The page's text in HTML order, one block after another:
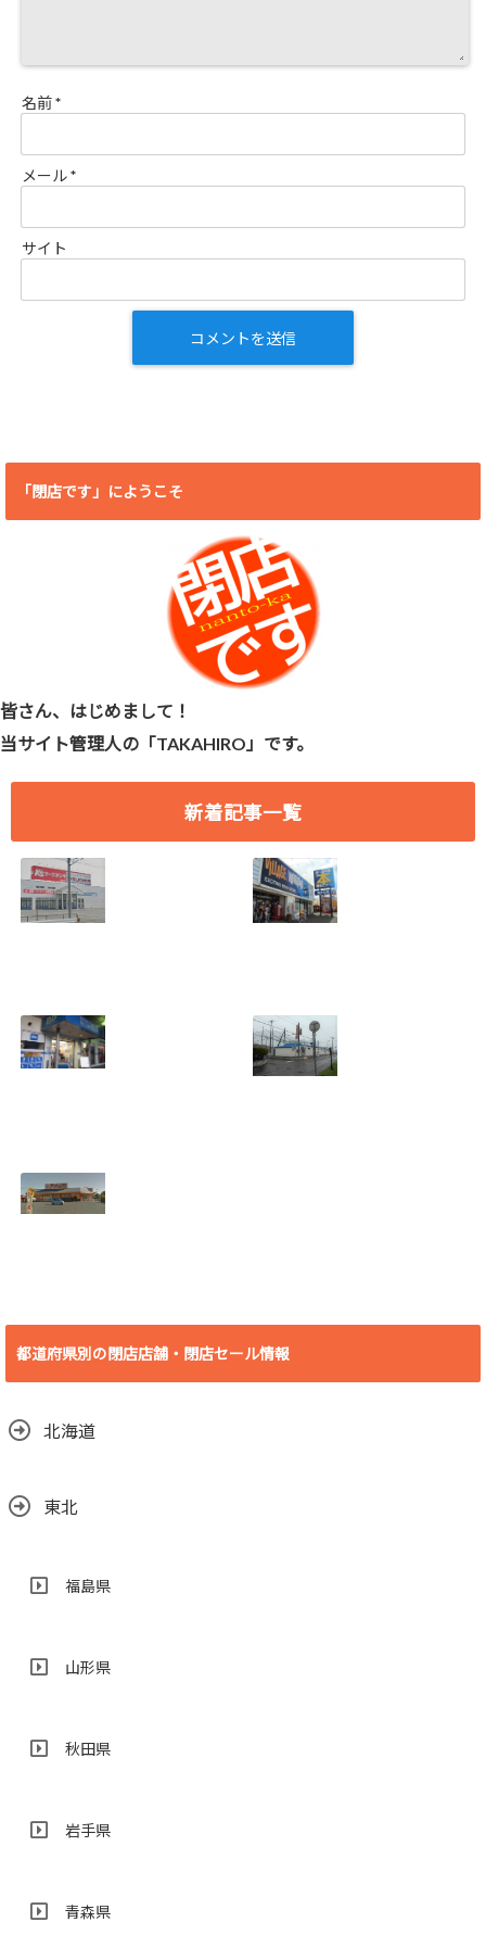
名前*
メール*
サイト
「閉店です」にようこそ
皆さん、はじめまして！
当サイト管理人の「TAKAHIRO」です。
新着記事一覧
2018年7月29日
(日)をもって閉店
2018.07.19
ード刈谷店 2018年
9月17日(月)をもっ
て閉店
2018年7月29日
(日)をもって閉店
年6月30日(土)をも
って閉店
都道府県別の閉店店舗・閉店セール情報
北海道
東北
福島県
山形県
秋田県
岩手県
青森県